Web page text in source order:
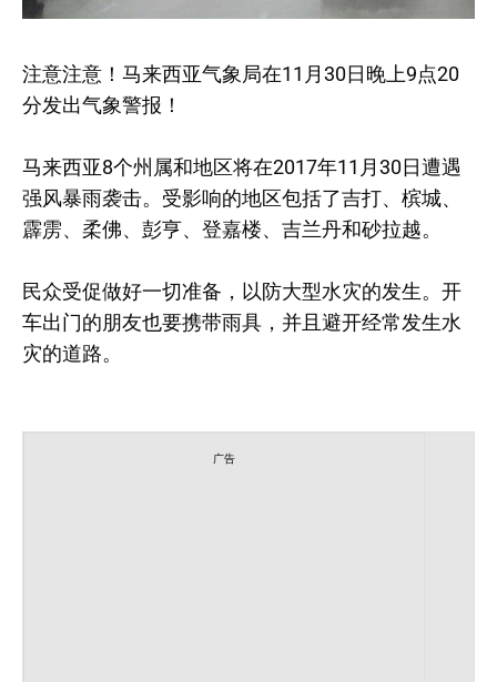
注意注意！马来西亚气象局在11月30日晚上9点20
分发出气象警报！
马来西亚8个州属和地区将在2017年11月30日遭遇
强风暴雨袭击。受影响的地区包括了吉打、槟城、
霹雳、柔佛、彭亨、登嘉楼、吉兰丹和砂拉越。
民众受促做好一切准备，以防大型水灾的发生。开
车出门的朋友也要携带雨具，并且避开经常发生水
灾的道路。
广告